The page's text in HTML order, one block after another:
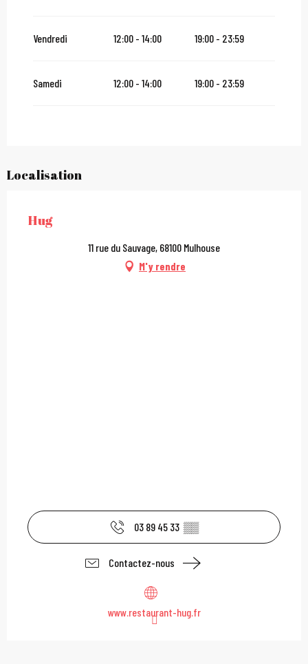
Vendredi 12:00 - 14:00 19:00 - 23:59
Samedi 12:00 - 14:00 19:00 - 23:59
Localisation
Hug
11 rue du Sauvage, 68100 Mulhouse
M'y rendre
03 89 45 33 ▒▒
Contactez-nous
www.restaurant-hug.fr